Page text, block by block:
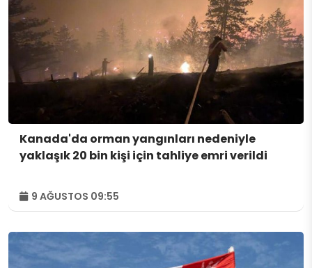
Kanada'da orman yangınları nedeniyle
yaklaşık 20 bin kişi için tahliye emri verildi
9 AĞUSTOS 09:55